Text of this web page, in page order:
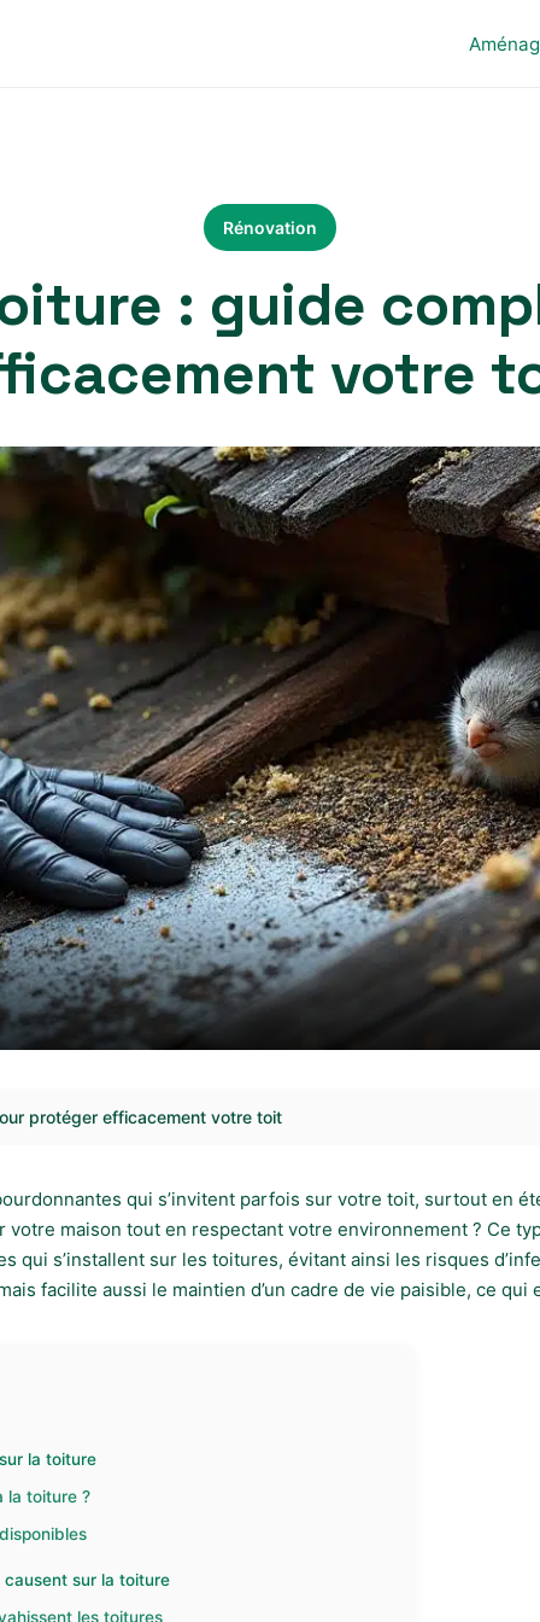
Rénovation
: guide
votre
protéger efficacement votre toit
qui s’invitent parfois sur votre toit, surtout en
maison tout en respectant votre environnement ? Ce
qui s’installent sur les toitures, évitant ainsi les risques
facilite aussi le maintien d’un cadre de vie paisible, ce
la toiture
la toiture ?
causent sur la toiture
les toitures